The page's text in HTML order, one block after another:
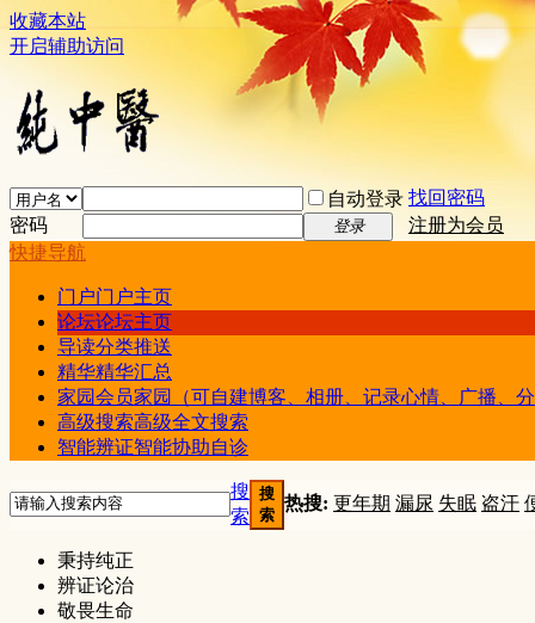
收藏本站
开启辅助访问
自动登录 找回密码
密码
登录
注册为会员
快捷导航
门户门户主页
论坛论坛主页
导读分类推送
精华精华汇总
家园会员家园（可自建博客、相册、记录心情、广播、
高级搜索高级全文搜索
智能辨证智能协助自诊
搜
索
搜
索
热搜: 更年期 漏尿 失眠 盗汗
秉持纯正
辨证论治
敬畏生命